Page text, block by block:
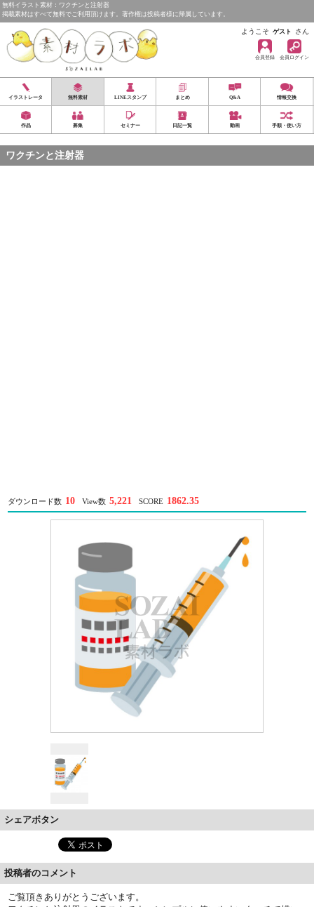
無料イラスト素材：ワクチンと注射器
掲載素材はすべて無料でご利用頂けます。著作権は投稿者様に帰属しています。
ようこそ ゲスト さん
会員登録 会員ログイン
イラストレータ 無料素材 LINEスタンプ まとめ Q&A 情報交換
作品 募集 セミナー 日記一覧 動画 手順・使い方
ワクチンと注射器
ダウンロード数 10 View数 5,221 SCORE 1862.35
シェアボタン
投稿者のコメント
ご覧頂きありがとうございます。